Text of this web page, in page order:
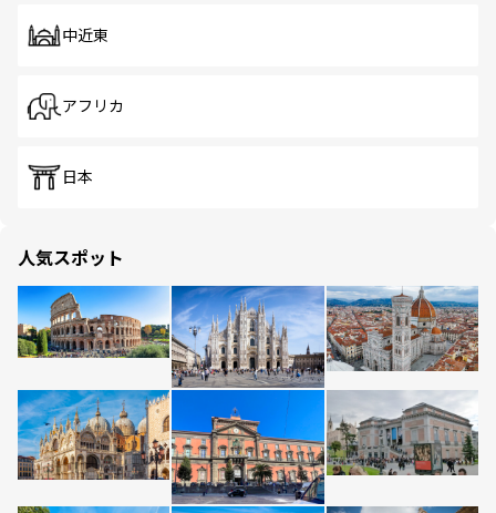
中近東
アフリカ
日本
人気スポット